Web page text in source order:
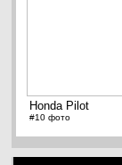
Honda Pilot
#10 фото